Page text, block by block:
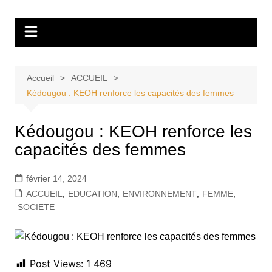
contenu
Tvdescollines
Accueil
ACCUEIL
Kédougou : KEOH renforce les capacités des femmes
Kédougou : KEOH renforce les
capacités des femmes
février 14, 2024
ACCUEIL
EDUCATION ENVIRONNEMENT, FEMME,
SOCIETE
Post Views: 1 469